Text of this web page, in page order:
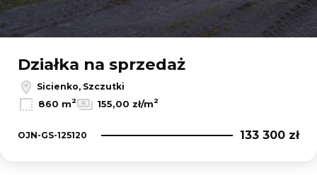
Działka na sprzedaż
Sicienko, Szczutki
860 m2 155,00 zł/m2
OJN-GS-125120 133 300 zł